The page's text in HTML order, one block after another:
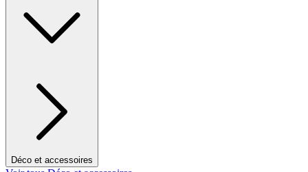
Déco et accessoires